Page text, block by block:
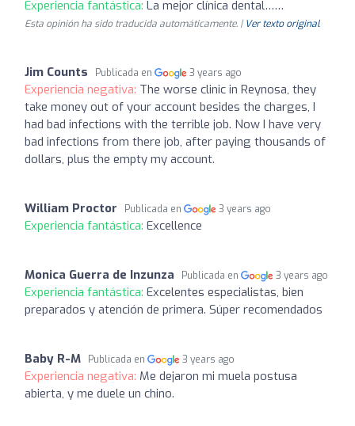
Experiencia fantástica: La mejor clínica dental……
Esta opinión ha sido traducida automáticamente. | Ver texto original
Jim Counts Publicada en 3 years ago
Experiencia negativa: The worse clinic in Reynosa, they
take money out of your account besides the charges, I
had bad infections with the terrible job. Now I have very
bad infections from there job, after paying thousands of
dollars, plus the empty my account.
William Proctor Publicada en 3 years ago
Experiencia fantástica: Excellence
Monica Guerra de Inzunza Publicada en 3 years ago
Experiencia fantástica: Excelentes especialistas, bien
preparados y atención de primera. Súper recomendados
Baby R-M Publicada en 3 years ago
Experiencia negativa: Me dejaron mi muela postusa
abierta, y me duele un chino.